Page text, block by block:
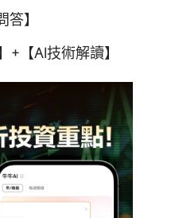
】
【AI技術解讀】